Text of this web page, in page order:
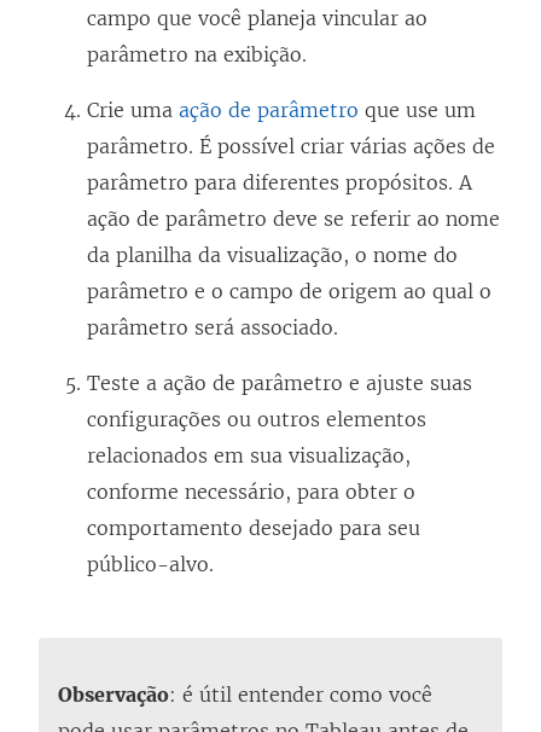
campo que você planeja vincular ao
parâmetro na exibição.
Crie uma ação de parâmetro que use um
parâmetro. É possível criar várias ações de
parâmetro para diferentes propósitos. A
ação de parâmetro deve se referir ao nome
da planilha da visualização, o nome do
parâmetro e o campo de origem ao qual o
parâmetro será associado.
Teste a ação de parâmetro e ajuste suas
configurações ou outros elementos
relacionados em sua visualização,
conforme necessário, para obter o
comportamento desejado para seu
público-alvo.
Observação: é útil entender como você